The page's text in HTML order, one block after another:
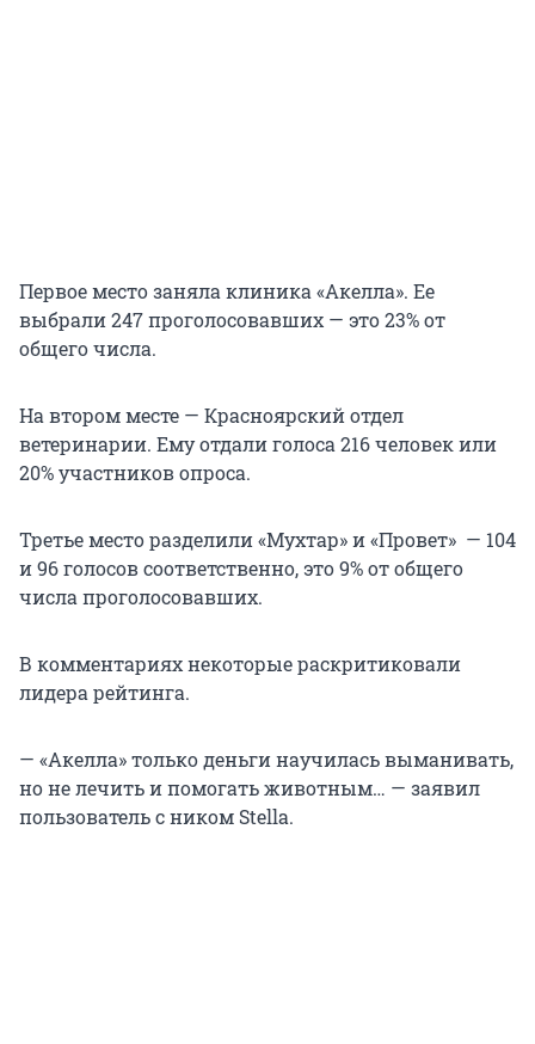
Первое место заняла клиника «Акелла». Ее
выбрали 247 проголосовавших — это 23% от
общего числа.
На втором месте — Красноярский отдел
ветеринарии. Ему отдали голоса 216 человек или
20% участников опроса.
Третье место разделили «Мухтар» и «Провет» — 104
и 96 голосов соответственно, это 9% от общего
числа проголосовавших.
В комментариях некоторые раскритиковали
лидера рейтинга.
— «Акелла» только деньги научилась выманивать,
но не лечить и помогать животным… — заявил
пользователь с ником Stella.